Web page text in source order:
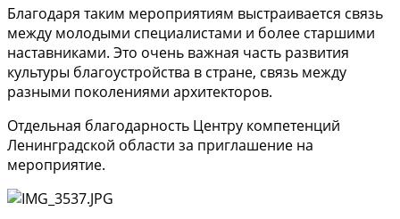
Благодаря таким мероприятиям выстраивается связь
между молодыми специалистами и более старшими
наставниками. Это очень важная часть развития
культуры благоустройства в стране, связь между
разными поколениями архитекторов.
Отдельная благодарность Центру компетенций
Ленинградской области за приглашение на
мероприятие.